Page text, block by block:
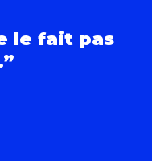
le fait pas